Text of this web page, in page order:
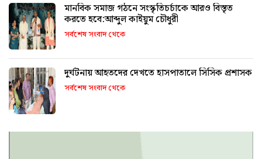
মানবিক সমাজ গঠনে সংস্কৃতিচর্চাকে আরও বিস্তৃত
করতে হবে:আব্দুল কাইয়ুম চৌধুরী
সর্বশেষ সংবাদ থেকে
দুর্ঘটনায় আহতদের দেখতে হাসপাতালে সিসিক প্রশাসক
সর্বশেষ সংবাদ থেকে